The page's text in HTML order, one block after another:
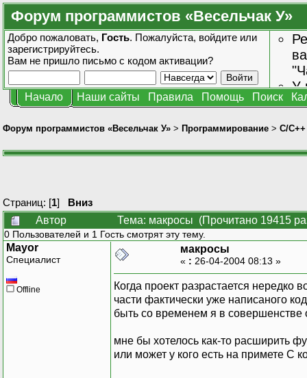
Форум программистов «Весельчак У»
Добро пожаловать, Гость. Пожалуйста, войдите или
зарегистрируйтесь.
Вам не пришло письмо с кодом активации?
У
Начало Наши сайты Правила Помощь Поиск
Форум программистов «Весельчак У» > Программирование > C/C++
Страниц: [1] Вниз
Автор
Тема: макросы (Прочитано 19415
0 Пользователей и 1 Гость смотрят эту тему.
Mayor
Специалист
Offline
макросы
« : 26-04-2004 08:13 »
Когда проект разрастается нередко
части фактически уже написаного
быть со временем я в совершенстве
мне бы хотелось как-то расширить
или может у кого есть на примете С